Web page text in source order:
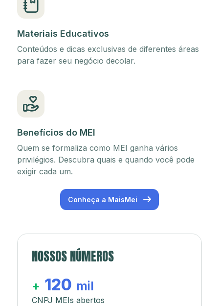
Materiais Educativos
Conteúdos e dicas exclusivas de diferentes áreas
para fazer seu negócio decolar.
Benefícios do MEI
Quem se formaliza como MEI ganha vários
privilégios. Descubra quais e quando você pode
exigir cada um.
Conheça a MaisMei
NOSSOS NÚMEROS
+ 120 mil
CNPJ MEIs abertos